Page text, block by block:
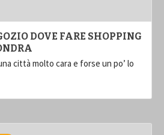
DOVE FARE SHOPPING
città molto cara e forse un po’ lo